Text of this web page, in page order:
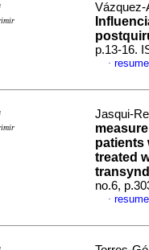
Vázquez-
p.13-16.
·
Jasqui-
patients
treated
no.6,
·